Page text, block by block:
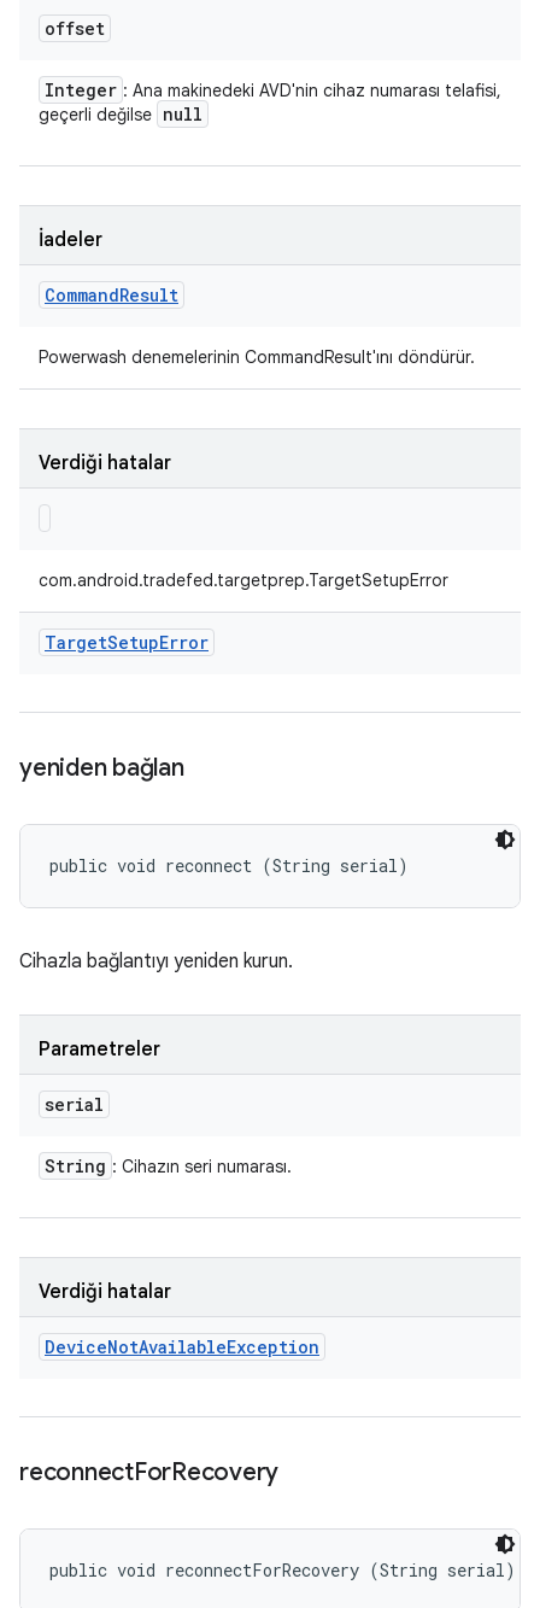
offset
Integer : Ana makinedeki AVD'nin cihaz numarası telafisi,
geçerli değilse null
İadeler
CommandResult
Powerwash denemelerinin CommandResult'ını döndürür.
Verdiği hatalar
com.android.tradefed.targetprep.TargetSetupError
TargetSetupError
yeniden bağlan
public void reconnect (String serial)
Cihazla bağlantıyı yeniden kurun.
Parametreler
serial
String : Cihazın seri numarası.
Verdiği hatalar
DeviceNotAvailableException
reconnectForRecovery
public void reconnectForRecovery (String serial)